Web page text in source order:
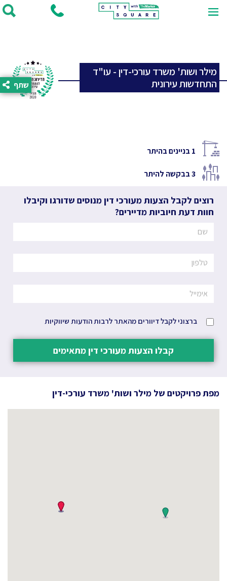
מילר ושות' משרד עורכי-דין - עו"ד
התחדשות עירונית
שתף
1בניינים בהיתר
3בבקשה להיתר
רוצים לקבל הצעות מעורכי דין מנוסים שדורגו וקיבלו
חוות דעת חיוביות מדיירים?
ברצוני לקבל דיוורים מהאתר לרבות הודעות שיווקיות
קבלו הצעות מעורכי דין מתאימים
מפת פרויקטים של מילר ושות' משרד עורכי-דין